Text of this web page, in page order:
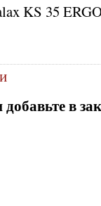
KS 35
в